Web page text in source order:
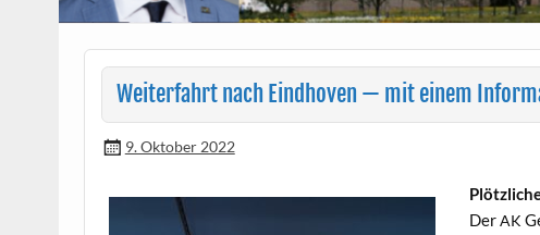
Weiterfahrt nach Eindhoven — mit einem
9. Oktober 2022
DerAK